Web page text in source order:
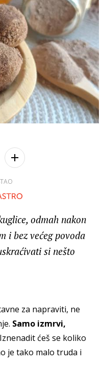
odmah nakon
i bez većeg povoda
si nešto
za napraviti, ne
Samo izmrvi,
Iznenadit ćeš se koliko
je tako malo truda i